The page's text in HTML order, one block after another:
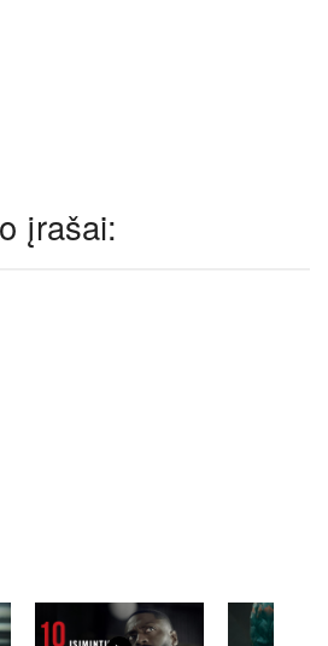
įrašai: